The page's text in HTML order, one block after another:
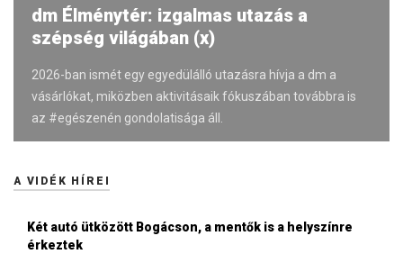
dm Élménytér: izgalmas utazás a
szépség világában (x)
2026-ban ismét egy egyedülálló utazásra hívja a dm a
vásárlókat, miközben aktivitásaik fókuszában továbbra is
az #egészenén gondolatisága áll.
A VIDÉK HÍREI
Két autó ütközött Bogácson, a mentők is a helyszínre
érkeztek